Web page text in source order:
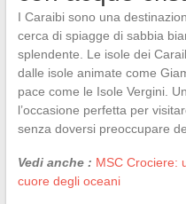
I Caraibi sono una
cerca di spiagge di sabbia
splendente. Le isole dei
dalle isole animate come
pace come le Isole Vergini.
l’occasione perfetta per
senza doversi preoccupare
Vedi anche : MSC Crociere:
cuore degli oceani